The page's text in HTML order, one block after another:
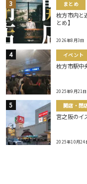
まとめ
枚方市内と
とめ】
2026年8月3日
イベント
枚方市駅中
2025年9月21日
開店・閉
宮之阪のイ
2025年10月24